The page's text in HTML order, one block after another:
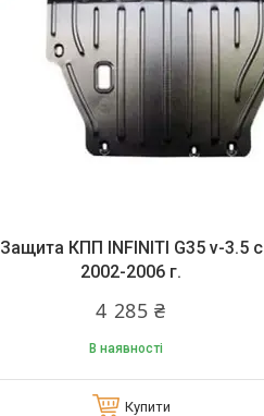
Защита КПП INFINITI G35 v-3.5 с
2002-2006 г.
4 285 ₴
В наявності
Купити